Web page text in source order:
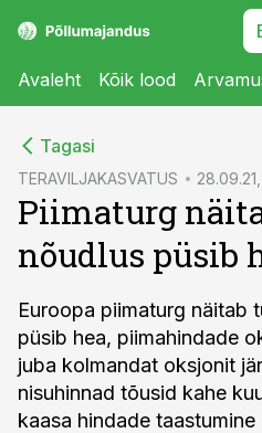
Avaleht Kõik lood
Tagasi
TERAVILJAKASVATUS
Piimaturg
nõudlus püsib
Euroopa piimaturg näitab
püsib hea, piimahindade
juba kolmandat oksjonit
nisuhinnad tõusid kahe
kaasa hindade